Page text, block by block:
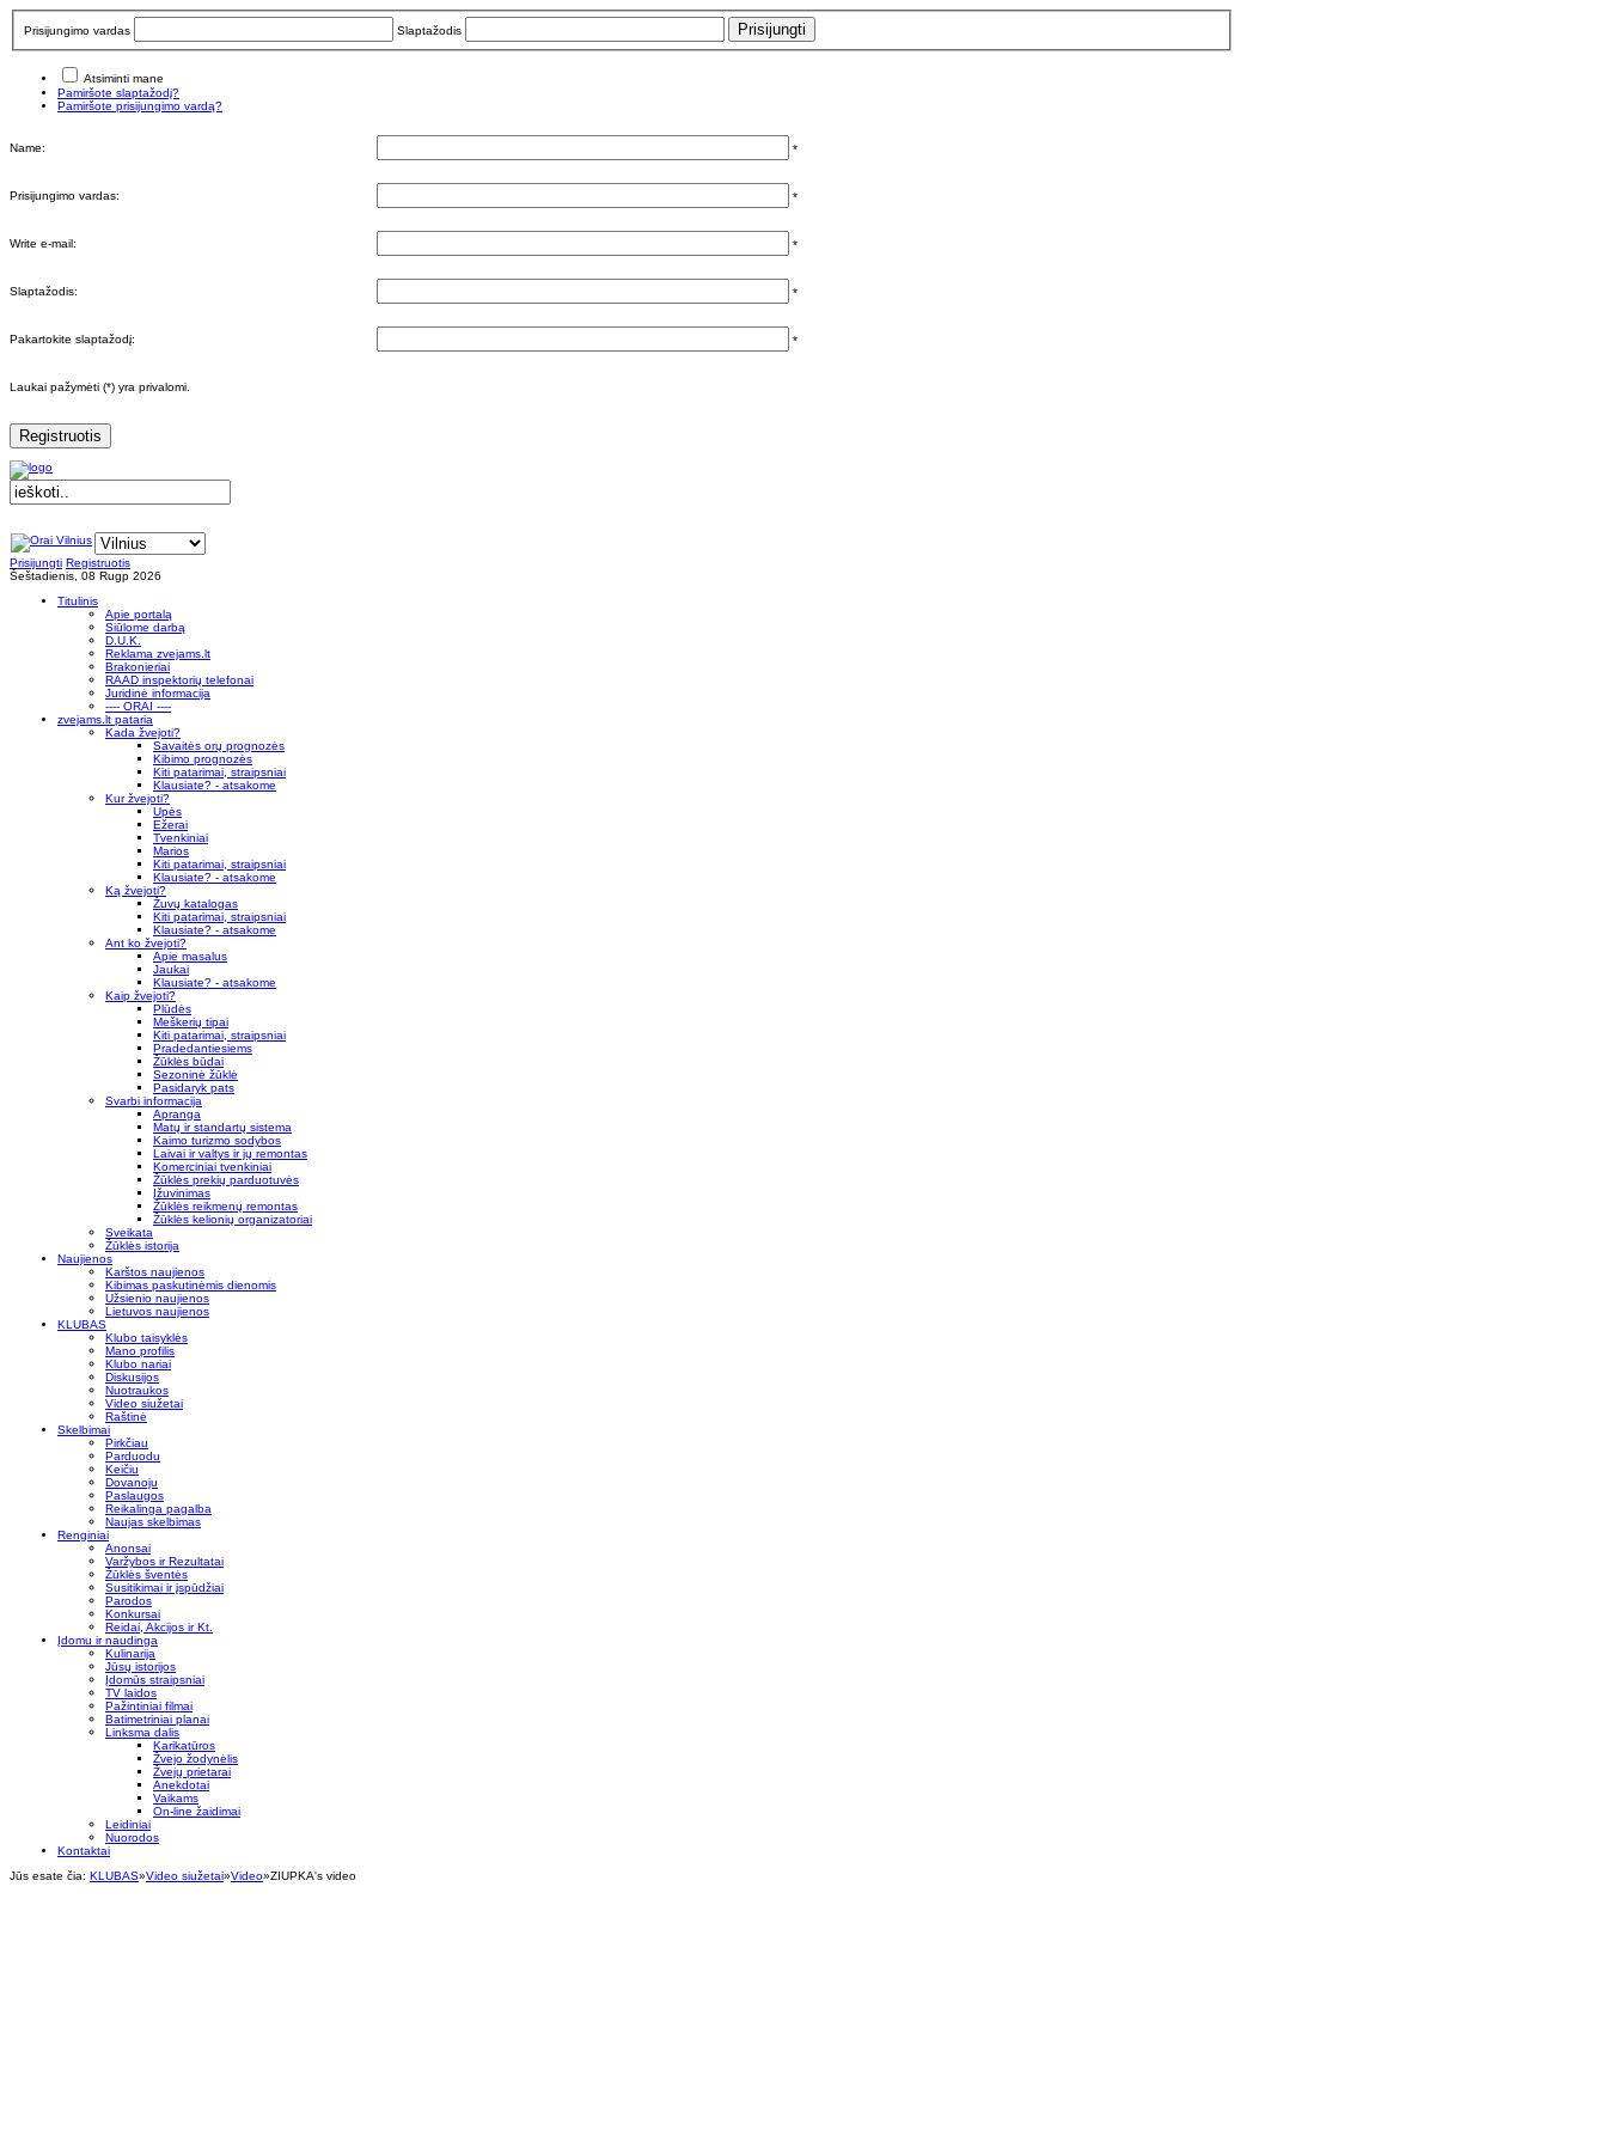
Prisijungimo vardas Slaptažodis
Atsiminti mane
Pamiršote slaptažodį?
Pamiršote prisijungimo vardą?
Name: *
Prisijungimo vardas: *
Write e-mail: *
Slaptažodis: *
Pakartokite slaptažodį: *
Laukai pažymėti (*) yra privalomi.
Registruotis
Prisijungti Registruotis
Šeštadienis, 08 Rugp 2026
Titulinis
Apie portalą
Siūlome darbą
D.U.K.
Reklama zvejams.lt
Brakonieriai
RAAD inspektorių telefonai
Juridinė informacija
---- ORAI ----
zvejams.lt pataria
Kada žvejoti?
Savaitės orų prognozės
Kibimo prognozės
Kiti patarimai, straipsniai
Klausiate? - atsakome
Kur žvejoti?
Upės
Ežerai
Tvenkiniai
Marios
Kiti patarimai, straipsniai
Klausiate? - atsakome
Ką žvejoti?
Žuvų katalogas
Kiti patarimai, straipsniai
Klausiate? - atsakome
Ant ko žvejoti?
Apie masalus
Jaukai
Klausiate? - atsakome
Kaip žvejoti?
Plūdės
Meškerių tipai
Kiti patarimai, straipsniai
Pradedantiesiems
Žūklės būdai
Sezoninė žūklė
Pasidaryk pats
Svarbi informacija
Apranga
Matų ir standartų sistema
Kaimo turizmo sodybos
Laivai ir valtys ir jų remontas
Komerciniai tvenkiniai
Žūklės prekių parduotuvės
Įžuvinimas
Žūklės reikmenų remontas
Žūklės kelionių organizatoriai
Sveikata
Žūklės istorija
Naujienos
Karštos naujienos
Kibimas paskutinėmis dienomis
Užsienio naujienos
Lietuvos naujienos
KLUBAS
Klubo taisyklės
Mano profilis
Klubo nariai
Diskusijos
Nuotraukos
Video siužetai
Raštinė
Skelbimai
Pirkčiau
Parduodu
Keičiu
Dovanoju
Paslaugos
Reikalinga pagalba
Naujas skelbimas
Renginiai
Anonsai
Varžybos ir Rezultatai
Žūklės šventės
Susitikimai ir įspūdžiai
Parodos
Konkursai
Reidai, Akcijos ir Kt.
Įdomu ir naudinga
Kulinarija
Jūsų istorijos
Įdomūs straipsniai
TV laidos
Pažintiniai filmai
Batimetriniai planai
Linksma dalis
Karikatūros
Žvejo žodynėlis
Žvejų prietarai
Anekdotai
Vaikams
On-line žaidimai
Leidiniai
Nuorodos
Kontaktai
Jūs esate čia: KLUBAS»Video siužetai»Video»ZIUPKA's video